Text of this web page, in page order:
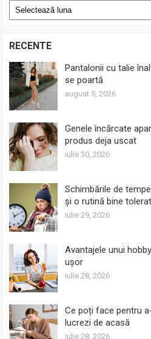
Arhive
RECENTE
Pantalonii cu talie
se poartă
august 5, 2026
Genele încărcate
produs deja uscat
iulie 30, 2026
Schimbările de
și o rutină bine
iulie 29, 2026
Avantajele unui
ușor
iulie 28, 2026
Ce poți face pentru
lucrezi de acasă
iulie 28, 2026